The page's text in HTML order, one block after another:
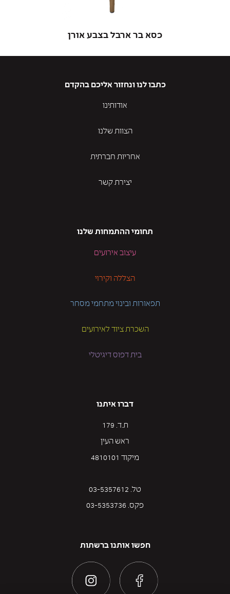
כסא בר ארבל בצבע אורן
כתבו לנו ונחזור אליכם בהקדם
אודותינו
הצוות שלנו
אחריות חברתית
יצירת קשר
תחומי ההתמחות שלנו
עיצוב אירועים
הצללה וקירוי
תפאורות ובינוי מתחמי מסחר
השכרת ציוד לאירועים
בית דפוס דיגיטלי
דברו איתנו
ת.ד. 179
ראש העין
מיקוד 4810101
טל. 03-5357612
פקס. 03-5353736
חפשו אותנו ברשתות